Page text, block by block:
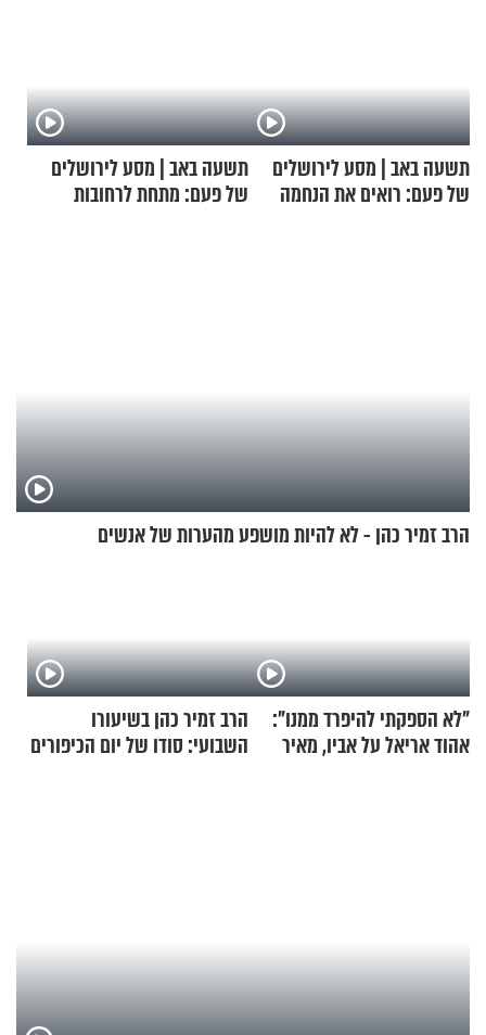
תשעה באב | מסע לירושלים
של פעם: רואים את הנחמה
תשעה באב | מסע לירושלים
של פעם: מתחת לרחובות
הרב זמיר כהן - לא להיות מושפע מהערות של אנשים
"לא הספקתי להיפרד ממנו":
אהוד אריאל על אביו, מאיר
הרב זמיר כהן בשיעורו
השבועי: סודו של יום הכיפורים